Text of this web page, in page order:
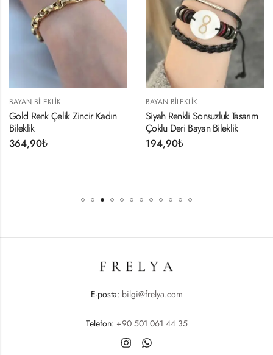
BAYAN BILEKLIK
Gold Renk Çelik Zincir Kadın
Bileklik
364,90₺
BAYAN BILEKLIK
Siyah Renkli Sonsuzluk Tasarım
Çoklu Deri Bayan Bileklik
194,90₺
E-posta: bilgi@frelya.com
Telefon: +90 501 061 44 35